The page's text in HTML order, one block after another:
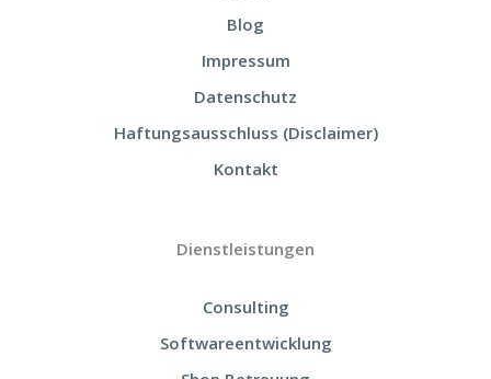
Blog
Impressum
Datenschutz
Haftungsausschluss (Disclaimer)
Kontakt
Dienstleistungen
Consulting
Softwareentwicklung